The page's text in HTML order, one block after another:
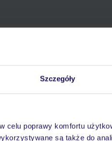
Szczegóły
celu poprawy komfortu
są także do
Dlaczego warto wybrać